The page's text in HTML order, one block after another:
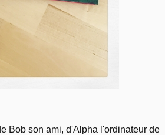
Bob son ami, d'Alpha l'ordinateur de